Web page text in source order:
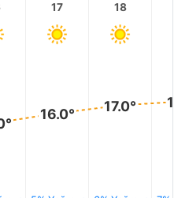
17
16.0°
18
17.0°